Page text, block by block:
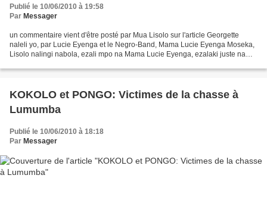
Publié le 10/06/2010 à 19:58
Par Messager
un commentaire vient d'être posté par Mua Lisolo sur l'article Georgette
naleli yo, par Lucie Eyenga et le Negro-Band, Mama Lucie Eyenga Moseka,
Lisolo nalingi nabola, ezali mpo na Mama Lucie Eyenga, ezalaki juste na
KOKOLO et PONGO: Victimes de la chasse à
Lumumba
Publié le 10/06/2010 à 18:18
Par Messager